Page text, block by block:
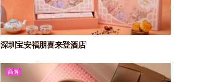
深圳宝安福朋喜来登酒店
商务